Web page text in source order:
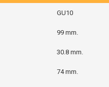
GU10
99 mm.
30.8 mm.
74 mm.